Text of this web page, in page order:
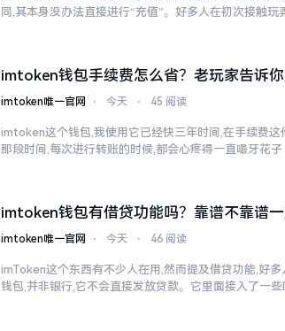
同,其本身没办法直接进行“充值”。好多人在初次接触玩
imtoken钱包手续费怎么省？老玩家告诉
imtoken唯一官网 ⋅ 今天 ⋅ 45 阅读
imtoken这个钱包,我使用它已经快三年时间,在手续费
那段时间,每次进行转账的时候,都会心疼得一直嘬牙花子
imtoken钱包有借贷功能吗？靠谱不靠谱
imtoken唯一官网 ⋅ 今天 ⋅ 46 阅读
imToken这个东西有不少人在用,然而提及借贷功能,好
钱包,并非银行,它不会直接发放贷款。它里面接入了一些